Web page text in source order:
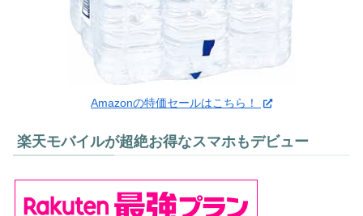
Amazonの特価セールはこちら！
楽天モバイルが超絶お得なスマホもデビュー